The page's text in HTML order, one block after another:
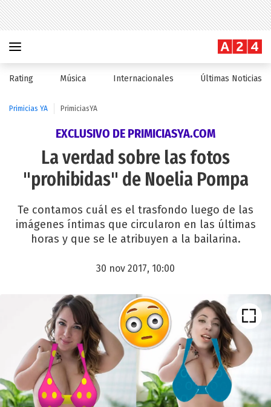
Rating Música Internacionales Últimas Noticias
Primicias YA PrimiciasYA
EXCLUSIVO DE PRIMICIASYA.COM
La verdad sobre las fotos
"prohibidas" de Noelia Pompa
Te contamos cuál es el trasfondo luego de las
imágenes íntimas que circularon en las últimas
horas y que se le atribuyen a la bailarina.
30 nov 2017, 10:00